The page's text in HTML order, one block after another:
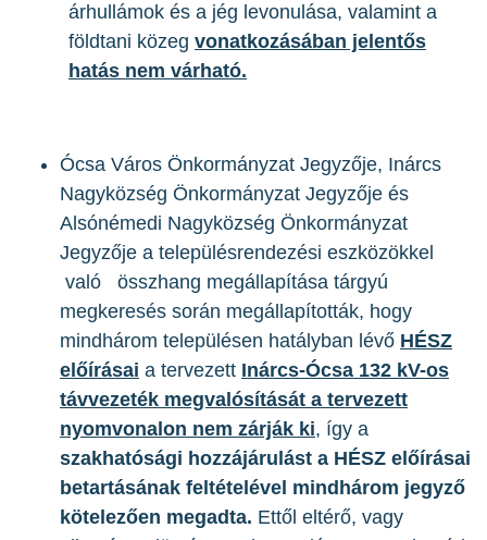
árhullámok és a jég levonulása, valamint a
földtani közeg vonatkozásában jelentős
hatás nem várható.
Ócsa Város Önkormányzat Jegyzője, Inárcs
Nagyközség Önkormányzat Jegyzője és
Alsónémedi Nagyközség Önkormányzat
Jegyzője a településrendezési eszközökkel
való összhang megállapítása tárgyú
megkeresés során megállapították, hogy
mindhárom településen hatályban lévő HÉSZ
előírásai a tervezett Inárcs-Ócsa 132 kV-os
távvezeték megvalósítását a tervezett
nyomvonalon nem zárják ki, így a
szakhatósági hozzájárulást a HÉSZ előírásai
betartásának feltételével mindhárom jegyző
kötelezően megadta. Ettől eltérő, vagy